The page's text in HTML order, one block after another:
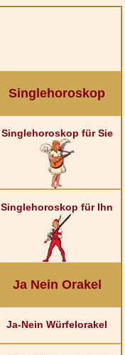
Singlehoroskop
Singlehoroskop für Sie
Singlehoroskop für Ihn
Ja Nein Orakel
Ja-Nein Würfelorakel